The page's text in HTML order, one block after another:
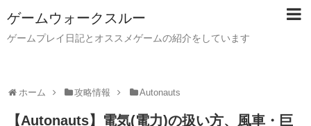
ゲームウォークスルー
ゲームプレイ日記とオススメゲームの紹介をしています
ホーム 攻略情報 Autonauts
【Autonauts】電気(電力)の扱い方、風車・巨